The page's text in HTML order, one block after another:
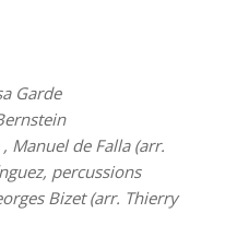
Garde
, Manuel de Falla (arr.
percussions
Bizet (arr. Thierry